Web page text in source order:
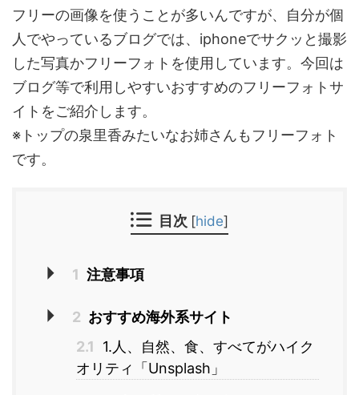
フリーの画像を使うことが多いんですが、自分が個
人でやっているブログでは、iphoneでサクッと撮影
した写真かフリーフォトを使用しています。今回は
ブログ等で利用しやすいおすすめのフリーフォトサ
イトをご紹介します。
※トップの泉里香みたいなお姉さんもフリーフォト
です。
目次 [hide]
1 注意事項
2 おすすめ海外系サイト
2.1
1.人、自然、食、すべてがハイク
オリティ「Unsplash」